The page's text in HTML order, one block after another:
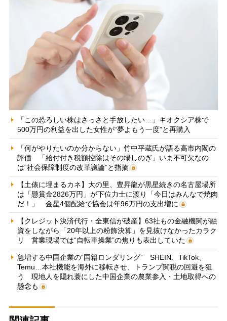
「この恐ろしい株はさっさと手放したい…」キオクシア株で
500万円の利益を出した女性が“夢よもう一度”と再購入
「何がやりたいのか分からない」竹中平蔵氏が語る高市内閣の
評価 「給付付き税額控除はその場しのぎ」いま不可欠なの
は“社会保障制度の改革議論”と指摘
【土俵に埋まるカネ】大の里、豊昇龍が黒星続きの名古屋場所
は「懸賞金2826万円」が下位力士に渡り「今日はみんなで焼肉
だ！」 金星4個配給で協会は年96万円の支出増に
【クレジット決済代行・全東信が破産】63社もの金融機関が融
資をしながら「20年以上の粉飾決算」を見抜けなかったカラク
リ 営業現場では“自転車操業”の焦りも表出していた
急増する中国企業の“国籍ロンダリング” SHEIN、TikTok、
Temu…本社機能を海外に移転させ、トランプ関税の回避を狙
う 現地人を隠れ蓑にした中国企業の農業参入・土地取得への
懸念も